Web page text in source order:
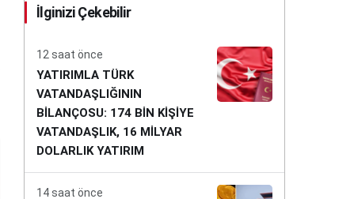
İlginizi Çekebilir
12 saat önce
YATIRIMLA TÜRK
VATANDAŞLIĞININ
BİLANÇOSU: 174 BİN KİŞİYE
VATANDAŞLIK, 16 MİLYAR
DOLARLIK YATIRIM
14 saat önce